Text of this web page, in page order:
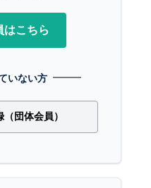
はこちら
いない方
団体会員）